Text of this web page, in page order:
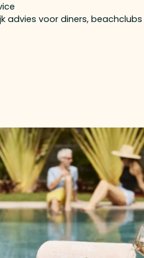
advies voor diners, beachclubs